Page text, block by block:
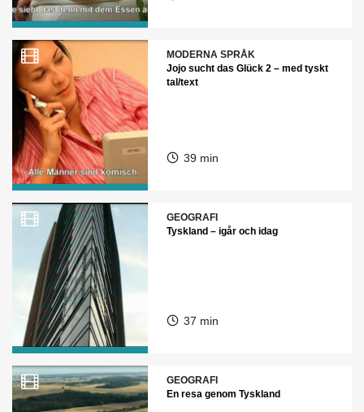
MODERNA SPRÅK
Jojo sucht das Glück 2 – med tyskt
tal/text
39 min
GEOGRAFI
Tyskland – igår och idag
37 min
GEOGRAFI
En resa genom Tyskland